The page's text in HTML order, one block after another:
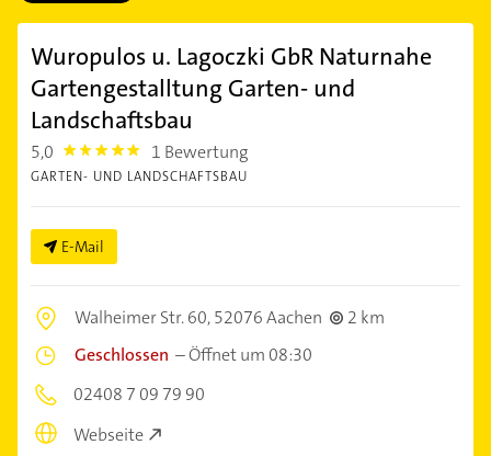
Wuropulos u. Lagoczki GbR Naturnahe
Gartengestalltung Garten- und
Landschaftsbau
5,0 5.0 1 Bewertung
GARTEN- UND LANDSCHAFTSBAU
E-Mail
Walheimer Str. 60,52076 Aachen
2 km
Geschlossen –Öffnet um 08:30
02408 7 09 79 90
Webseite